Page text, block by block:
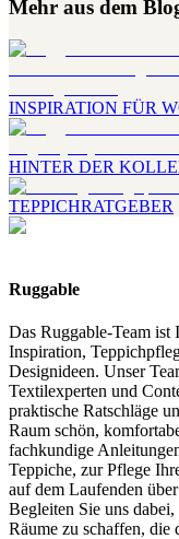
Mehr aus dem
INSPIRATION FÜR
HINTER DER
TEPPICHRATGEBER
Ruggable
Das Ruggable-Team ist
Inspiration,
Designideen. Unser
Textilexperten und
praktische Ratschläge
Raum schön,
fachkundige
Teppiche, zur Pflege
auf dem Laufenden
Begleiten Sie uns
Räume zu schaffen, die